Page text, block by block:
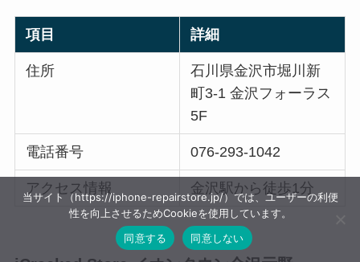
項目 詳細
住所
石川県金沢市堀川新
町3-1 金沢フォーラス
5F
電話番号 076-293-1042
アクセス情報 金沢駅から徒歩1分
当サイト（https://iphone-repairstore.jp/）では、ユーザーの利便
性を向上させるためCookieを使用しています。
同意する
同意しない